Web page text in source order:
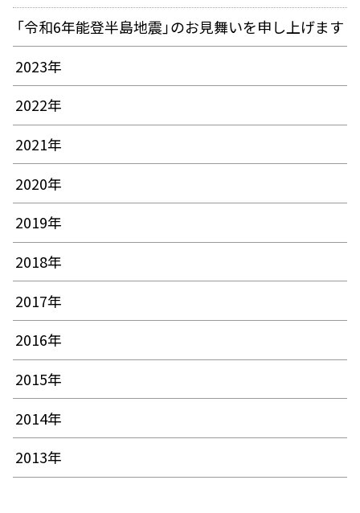
「令和6年能登半島地震」のお見舞いを申し上げます
2023年
2022年
2021年
2020年
2019年
2018年
2017年
2016年
2015年
2014年
2013年